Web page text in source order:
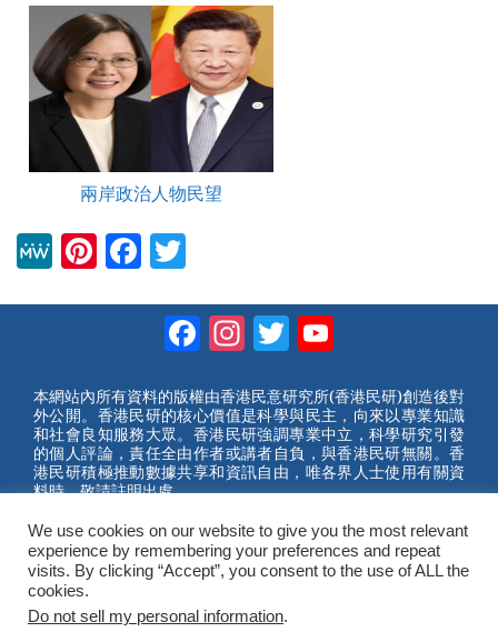
兩岸政治人物民望
M
Pi
st
F
b
o
o
k
tt
er
Facebook
Instagram
Twitter
本網站內所有資料的版權由香港民意研究所(香港民研)創造後對
外公開。香港民研的核心價值是科學與民主，向來以專業知識
和社會良知服務大眾。香港民研強調專業中立，科學研究引發
的個人評論，責任全由作者或講者自負，與香港民研無關。香
港民研積極推動數據共享和資訊自由，唯各界人士使用有關資
料時，敬請註明出處。
2023 © Hong Kong Public Opinion Research Institute
香港民意研究所 |網站使用條款(英文)
We use cookies on our website to give you the most relevant
experience by remembering your preferences and repeat
visits. By clicking “Accept”, you consent to the use of ALL the
cookies.
Do not sell my personal information.